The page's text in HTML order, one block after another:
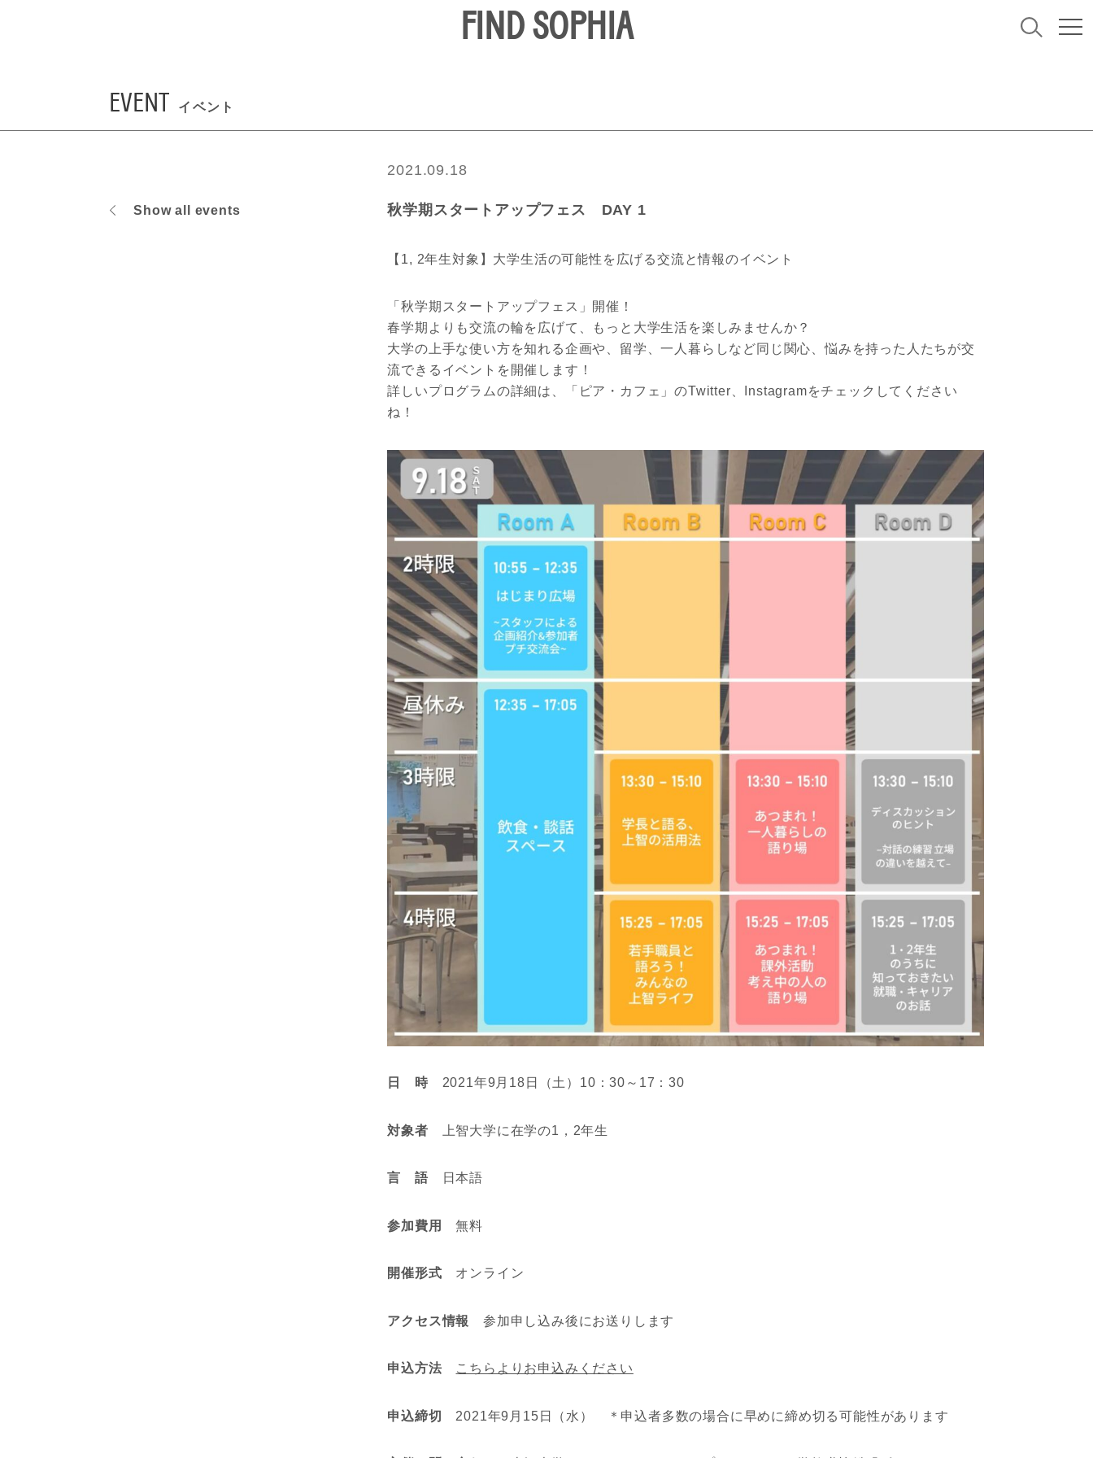
FIND SOPHIA
EVENT イベント
Show all events
2021.09.18
秋学期スタートアップフェス DAY 1
【1, 2年生対象】大学生活の可能性を広げる交流と情報のイベント
「秋学期スタートアップフェス」開催！
春学期よりも交流の輪を広げて、もっと大学生活を楽しみませんか？
大学の上手な使い方を知れる企画や、留学、一人暮らしなど同じ関心、悩みを持った人たちが交
流できるイベントを開催します！
詳しいプログラムの詳細は、「ピア・カフェ」のTwitter、Instagramをチェックしてください
ね！
日 時 2021年9月18日（土）10：30～17：30
対象者 上智大学に在学の1，2年生
言 語 日本語
参加費用 無料
開催形式 オンライン
アクセス情報 参加申し込み後にお送りします
申込方法 こちらよりお申込みください
申込締切 2021年9月15日（水） ＊申込者多数の場合に早めに締め切る可能性があります